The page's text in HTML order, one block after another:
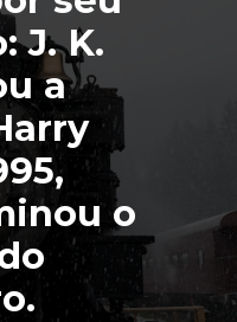
J. K.
a
o